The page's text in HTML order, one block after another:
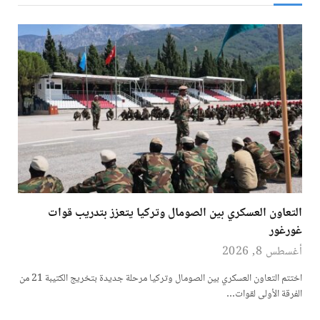
التعاون العسكري بين الصومال وتركيا يتعزز بتدريب قوات
غورغور
أغسطس 8, 2026
اختتم التعاون العسكري بين الصومال وتركيا مرحلة جديدة بتخريج الكتيبة 21 من
الفرقة الأولى لقوات…